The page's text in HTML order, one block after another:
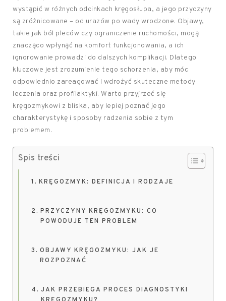
wystąpić w różnych odcinkach kręgosłupa, a jego przyczyny
są zróżnicowane – od urazów po wady wrodzone. Objawy,
takie jak ból pleców czy ograniczenie ruchomości, mogą
znacząco wpłynąć na komfort funkcjonowania, a ich
ignorowanie prowadzi do dalszych komplikacji. Dlatego
kluczowe jest zrozumienie tego schorzenia, aby móc
odpowiednio zareagować i wdrożyć skuteczne metody
leczenia oraz profilaktyki. Warto przyjrzeć się
kręgozmykowi z bliska, aby lepiej poznać jego
charakterystykę i sposoby radzenia sobie z tym
problemem.
Spis treści
KRĘGOZMYK: DEFINICJA I RODZAJE
PRZYCZYNY KRĘGOZMYKU: CO
POWODUJE TEN PROBLEM
OBJAWY KRĘGOZMYKU: JAK JE
ROZPOZNAĆ
JAK PRZEBIEGA PROCES DIAGNOSTYKI